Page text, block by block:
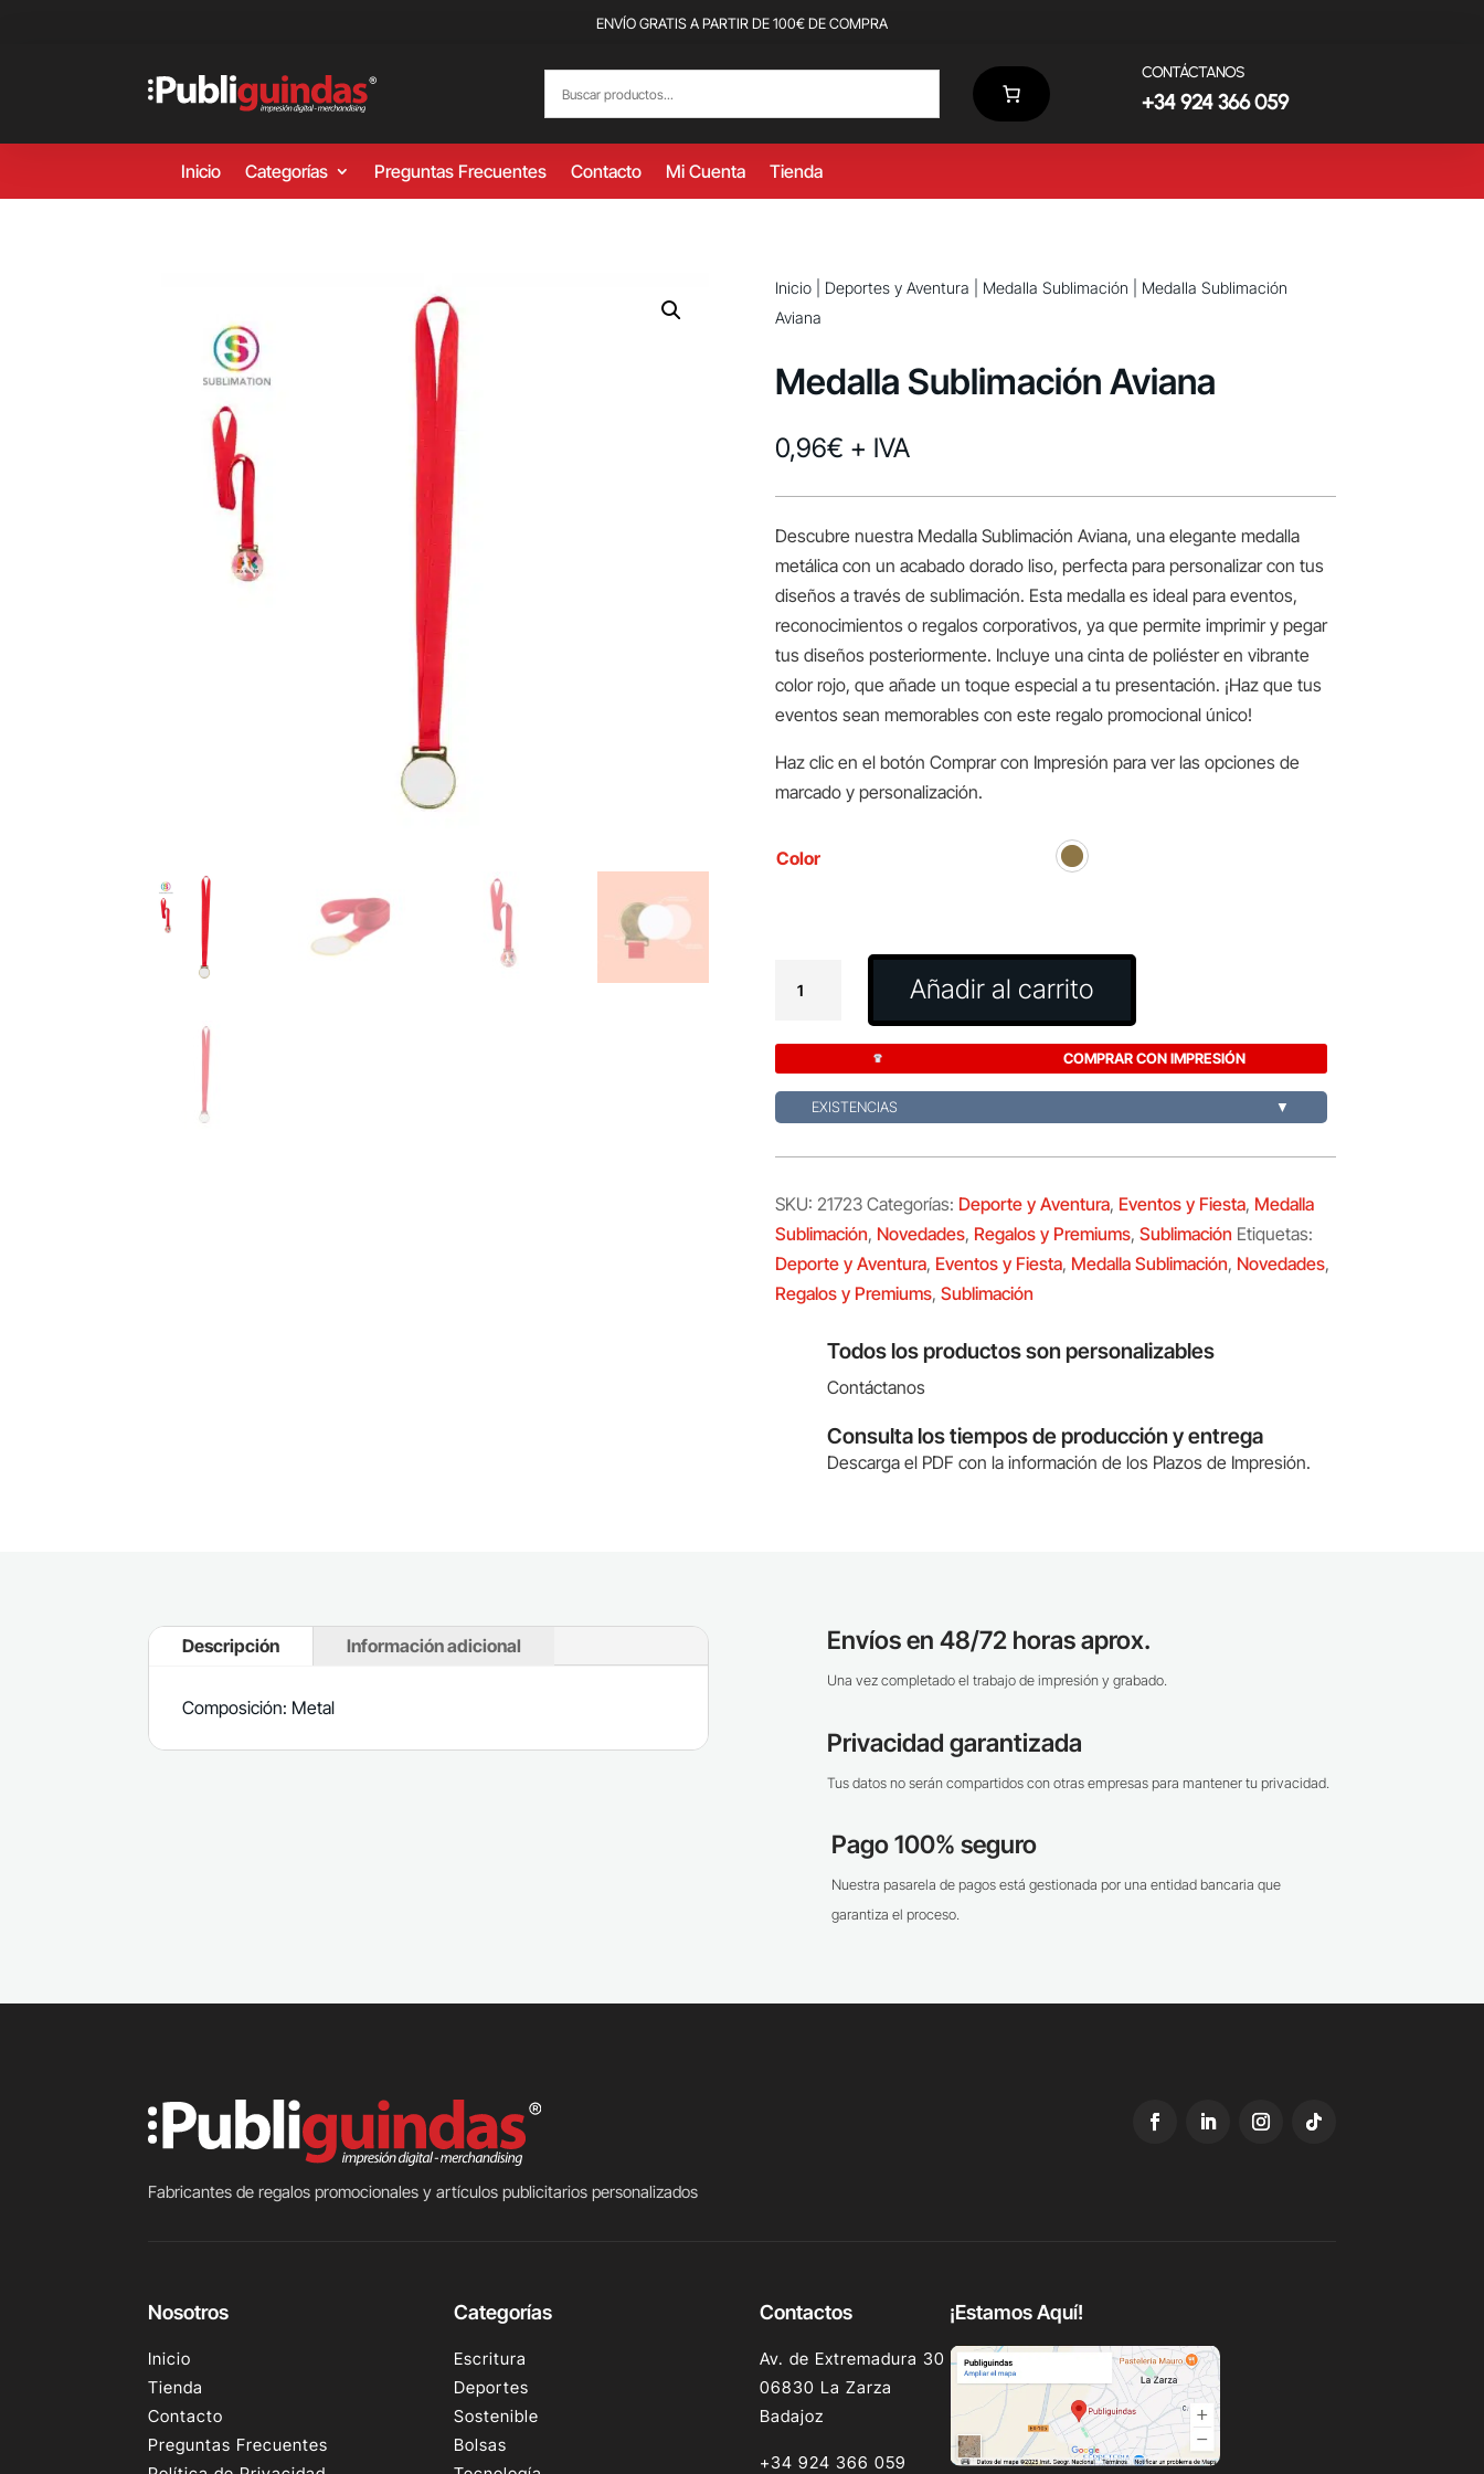
ENVÍO GRATIS A PARTIR DE 100€ DE COMPRA
CONTÁCTANOS
+34 924 366 059
Inicio Categorías Preguntas Frecuentes Contacto Mi Cuenta Tienda
Inicio| Deportes y Aventura Medalla Sublimación | Medalla Sublimación
Aviana
Medalla Sublimación Aviana
0,96€ + IVA
Descubre nuestra Medalla Sublimación Aviana, una elegante medalla
metálica con un acabado dorado liso, perfecta para personalizar con tus
diseños a través de sublimación. Esta medalla es ideal para eventos,
reconocimientos o regalos corporativos, ya que permite imprimir y pegar
tus diseños posteriormente. Incluye una cinta de poliéster en vibrante
color rojo, que añade un toque especial a tu presentación. ¡Haz que tus
eventos sean memorables con este regalo promocional único!
Haz clic en el botón Comprar con Impresión para ver las opciones de
marcado y personalización.
Color
Sublimación
Añadir al carrito
COMPRAR CON IMPRESIÓN
EXISTENCIAS ▼
SKU: 21723 Categorías: Deporte y Aventura, Eventos y Fiesta, Medalla
Sublimación, Novedades, Regalos y Premiums, Sublimación Etiquetas:
Deporte y Aventura, Eventos y Fiesta, Medalla Sublimación, Novedades,
Regalos y Premiums, Sublimación
Todos los productos son personalizables
Contáctanos
Consulta los tiempos de producción y entrega
Descarga el PDF con la información de los Plazos de Impresión.
Descripción Información adicional
Composición: Metal
Envíos en 48/72 horas aprox.
Una vez completado el trabajo de impresión y grabado.
Privacidad garantizada
Tus datos no serán compartidos con otras empresas para mantener tu privacidad.
Pago 100% seguro
Nuestra pasarela de pagos está gestionada por una entidad bancaria que
garantiza el proceso.
Fabricantes de regalos promocionales y artículos publicitarios personalizados
Nosotros
Inicio
Tienda
Contacto
Preguntas Frecuentes
Categorías
Escritura
Deportes
Sostenible
Bolsas
Contactos
Av. de Extremadura 30
06830 La Zarza
Badajoz
+34 924 366 059
¡Estamos Aquí!